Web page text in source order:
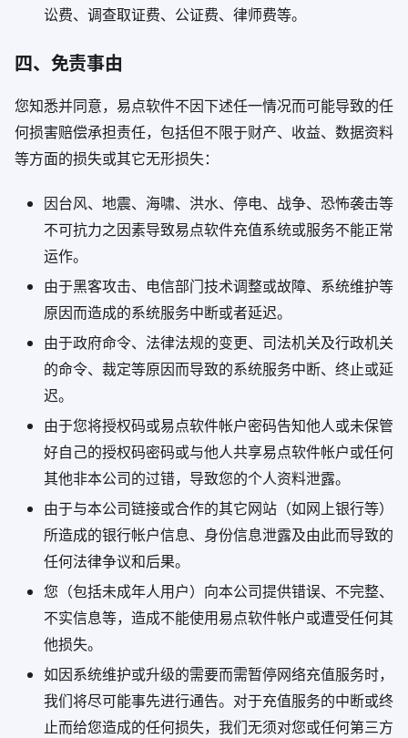
讼费、调查取证费、公证费、律师费等。
四、免责事由
您知悉并同意，易点软件不因下述任一情况而可能导致的任
何损害赔偿承担责任，包括但不限于财产、收益、数据资料
等方面的损失或其它无形损失：
因台风、地震、海啸、洪水、停电、战争、恐怖袭击等
不可抗力之因素导致易点软件充值系统或服务不能正常
运作。
由于黑客攻击、电信部门技术调整或故障、系统维护等
原因而造成的系统服务中断或者延迟。
由于政府命令、法律法规的变更、司法机关及行政机关
的命令、裁定等原因而导致的系统服务中断、终止或延
迟。
由于您将授权码或易点软件帐户密码告知他人或未保管
好自己的授权码密码或与他人共享易点软件帐户或任何
其他非本公司的过错，导致您的个人资料泄露。
由于与本公司链接或合作的其它网站（如网上银行等）
所造成的银行帐户信息、身份信息泄露及由此而导致的
任何法律争议和后果。
您（包括未成年人用户）向本公司提供错误、不完整、
不实信息等，造成不能使用易点软件帐户或遭受任何其
他损失。
如因系统维护或升级的需要而需暂停网络充值服务时，
我们将尽可能事先进行通告。对于充值服务的中断或终
止而给您造成的任何损失，我们无须对您或任何第三方